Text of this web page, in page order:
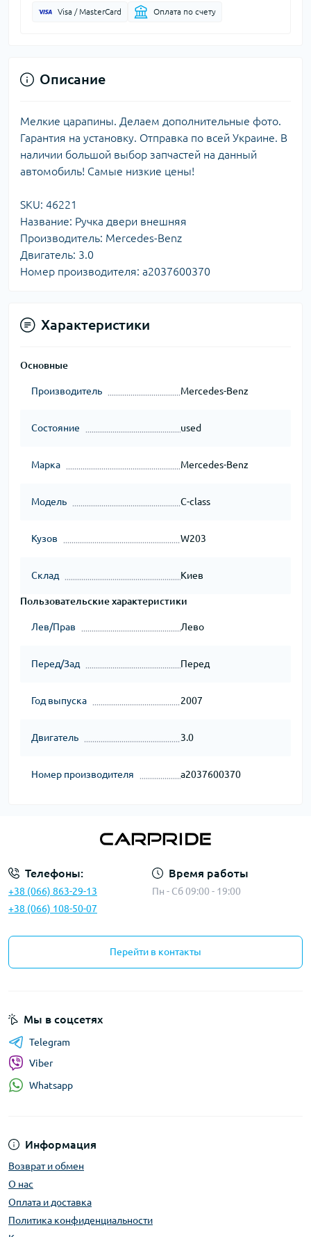
Visa / MasterCard Оплата по счету
Описание
Мелкие царапины. Делаем дополнительные фото.
Гарантия на установку. Отправка по всей Украине. В
наличии большой выбор запчастей на данный
автомобиль! Самые низкие цены!
SKU: 46221
Название: Ручка двери внешняя
Производитель: Mercedes-Benz
Двигатель: 3.0
Номер производителя: a2037600370
Характеристики
Основные
Производитель Mercedes-Benz
Состояние used
Марка Mercedes-Benz
Модель C-class
Кузов W203
Склад Киев
Пользовательские характеристики
Лев/Прав Лево
Перед/Зад Перед
Год выпуска 2007
Двигатель 3.0
Номер производителя a2037600370
Телефоны:
+38 (066) 863-29-13
+38 (066) 108-50-07
Время работы
Пн - Сб 09:00 - 19:00
Перейти в контакты
Информация
Возврат и обмен
О нас
Оплата и доставка
Политика конфиденциальности
Мы в соцсетях
Telegram
Viber
Whatsapp